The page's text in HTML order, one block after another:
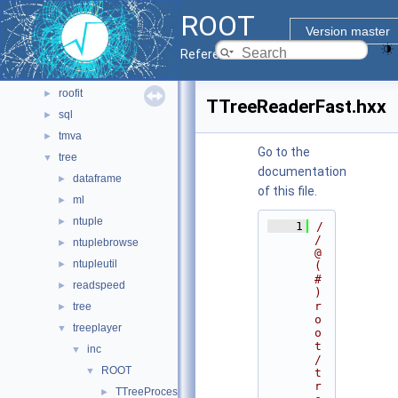
ROOT
Version master
Reference Guide
► math
► montecarlo
► net
► pyzdoc
► roofit
► sql
► tmva
▼ tree
► dataframe
► ml
► ntuple
► ntuplebrowse
► ntupleutil
► readspeed
► tree
▼ treeplayer
▼ inc
▼ ROOT
► TTreeProcessorMP.hxx
TTreeReaderFast.hxx
Go to the
documentation
of this file.
    1
/
/
@
(
#
)
r
o
o
t
/
t
r